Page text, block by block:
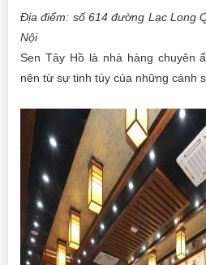
Địa điểm: số 614 đường Lạc Long
Nội
Sen Tây Hồ là nhà hàng chuyên
nên từ sự tinh túy của những cánh